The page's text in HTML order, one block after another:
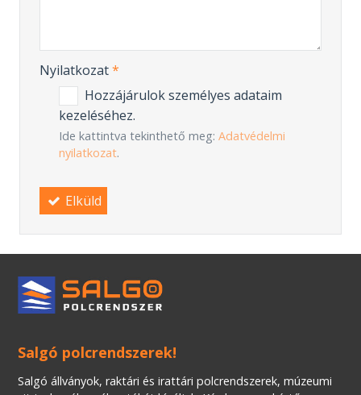
Nyilatkozat*
Hozzájárulok személyes adataim
kezeléséhez.
Ide kattintva tekinthető meg: Adatvédelmi
nyilatkozat.
Elküld
Salgó polcrendszerek!
Salgó állványok, raktári és irattári polcrendszerek, múzeumi